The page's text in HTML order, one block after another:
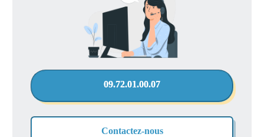
09.72.01.00.07
Contactez-nous